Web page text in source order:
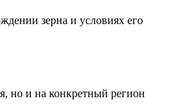
зерна и условиях его
но и на конкретный регион